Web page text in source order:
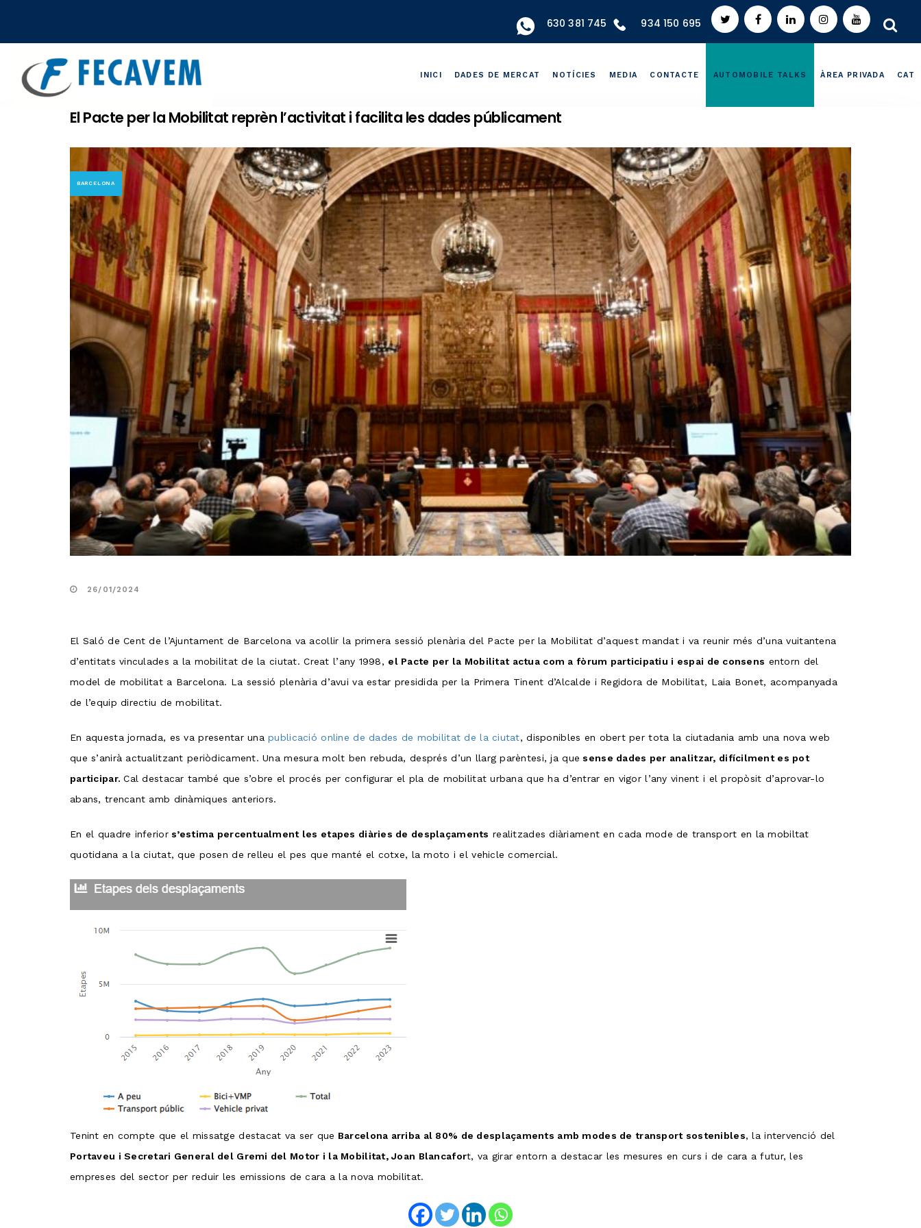
navigation
630 381 745 934 150 695
INICI DADES DE MERCAT NOTÍCIES MEDIA CONTACTE AUTOMOBILE TALKS ÀREA PRIVADA CAT
El Pacte per la Mobilitat reprèn l’activitat i facilita les dades públicament
BARCELONA
26/01/2024
El Saló de Cent de l’Ajuntament de Barcelona va acollir la primera sessió plenària del Pacte per la Mobilitat d’aquest mandat i va reunir més d’una vuitantena
d’entitats vinculades a la mobilitat de la ciutat. Creat l’any 1998, el Pacte per la Mobilitat actua com a fòrum participatiu i espai de consens entorn del
model de mobilitat a Barcelona. La sessió plenària d’avui va estar presidida per la Primera Tinent d’Alcalde i Regidora de Mobilitat, Laia Bonet, acompanyada
de l’equip directiu de mobilitat.
En aquesta jornada, es va presentar unapublicació online de dades de mobilitat de la ciutat, disponibles en obert per tota la ciutadania amb una nova web
que s’anirà actualitzant periòdicament. Una mesura molt ben rebuda, després d’un llarg parèntesi, ja que sense dades per analitzar, difícilment es pot
participar.Cal destacar també que s’obre el procés per configurar el pla de mobilitat urbana que ha d’entrar en vigor l’any vinent i el propòsit d’aprovar-lo
abans, trencant amb dinàmiques anteriors.
En el quadre inferiors’estima percentualment les etapes diàries de desplaçaments realitzades diàriament en cada mode de transport en la mobiltat
quotidana a la ciutat, que posen de relleu el pes que manté el cotxe, la moto i el vehicle comercial.
Tenint en compte que el missatge destacat va ser que Barcelona arriba al 80% de desplaçaments amb modes de transport sostenibles, la intervenció del
Portaveu i Secretari General del Gremi del Motor i la Mobilitat, Joan Blancafort, va girar entorn a destacar les mesures en curs i de cara a futur, les
empreses del sector per reduir les emissions de cara a la nova mobilitat.